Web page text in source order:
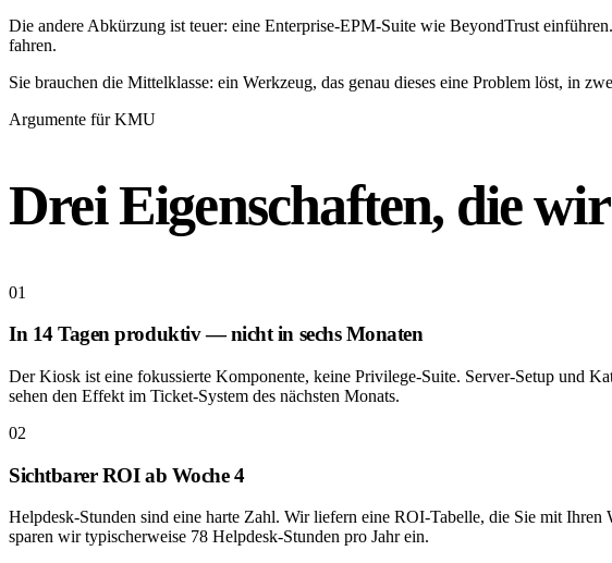
Die andere Abkürzung ist teuer: eine Enterprise-EPM-Suite wie BeyondTrust
fahren.
Sie brauchen die Mittelklasse: ein Werkzeug, das genau dieses eine Problem löst, in
Argumente für KMU
Drei Eigenschaften, die
01
In 14 Tagen produktiv — nicht in sechs Monaten
Der Kiosk ist eine fokussierte Komponente, keine Privilege-Suite. Server-Setup und
sehen den Effekt im Ticket-System des nächsten Monats.
02
Sichtbarer ROI ab Woche 4
Helpdesk-Stunden sind eine harte Zahl. Wir liefern eine ROI-Tabelle, die Sie mit
sparen wir typischerweise 78 Helpdesk-Stunden pro Jahr ein.